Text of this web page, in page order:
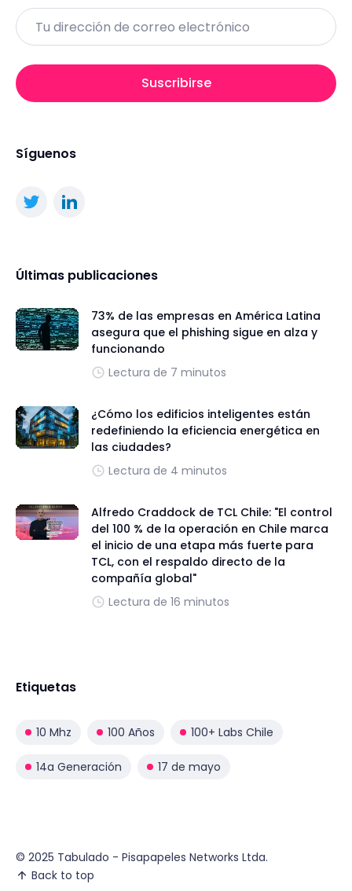
Email
Suscribirse
Síguenos
Últimas publicaciones
73% de las empresas en América Latina
asegura que el phishing sigue en alza y
funcionando
Lectura de 7 minutos
¿Cómo los edificios inteligentes están
redefiniendo la eficiencia energética en
las ciudades?
Lectura de 4 minutos
Alfredo Craddock de TCL Chile: "El control
del 100 % de la operación en Chile marca
el inicio de una etapa más fuerte para
TCL, con el respaldo directo de la
compañía global"
Lectura de 16 minutos
Etiquetas
10 Mhz 100 Años 100+ Labs Chile
14a Generación 17 de mayo
© 2025 Tabulado - Pisapapeles Networks Ltda.
Back to top